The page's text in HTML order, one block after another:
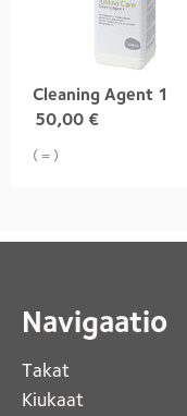
Cleaning Agent 1
50,00 €
( = )
Navigaatio
Takat
Kiukaat